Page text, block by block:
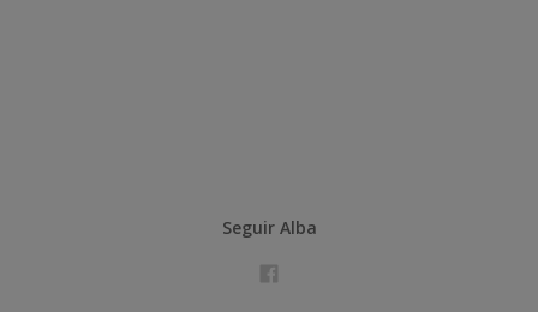
Seguir Alba